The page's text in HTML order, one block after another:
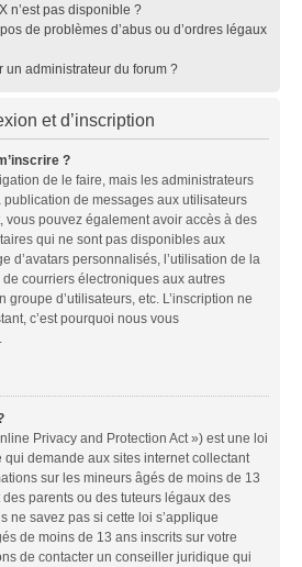
n’est pas disponible ?
de problèmes d’abus ou d’ordres légaux
un administrateur du forum ?
et d’inscription
?
de le faire, mais les administrateurs
de messages aux utilisateurs
vous pouvez également avoir accès à des
qui ne sont pas disponibles aux
d’avatars personnalisés, l’utilisation de la
courriers électroniques aux autres
groupe d’utilisateurs, etc. L’inscription ne
c’est pourquoi nous vous
Privacy and Protection Act ») est une loi
qui demande aux sites internet collectant
sur les mineurs âgés de moins de 13
parents ou des tuteurs légaux des
ne savez pas si cette loi s’applique
de moins de 13 ans inscrits sur votre
de contacter un conseiller juridique qui